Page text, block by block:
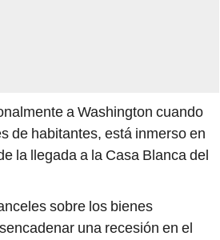
a Washington cuando
de habitantes, está inmerso en
la llegada a la Casa Blanca del
sobre los bienes
una recesión en el